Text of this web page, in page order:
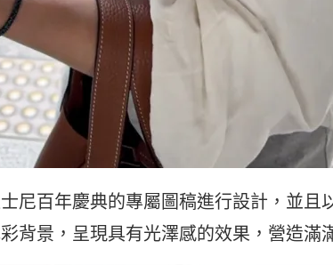
尼百年慶典的專屬圖稿進行設計，並且
背景，呈現具有光澤感的效果，營造滿